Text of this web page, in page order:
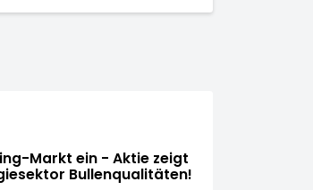
Markt ein - Aktie zeigt
Bullenqualitäten!